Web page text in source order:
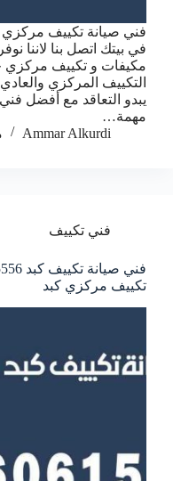
فني صيانة تكييف مركزي
في بيتك اتصل بنا لاننا
مكيفات و تكييف مركزي
التكييف المركزي
يبدو التعاقد مع أفضل
مهمة…
Ammar Alkurdi
فني تكييف
تكييف مركزي كبد